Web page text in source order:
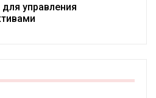
управления